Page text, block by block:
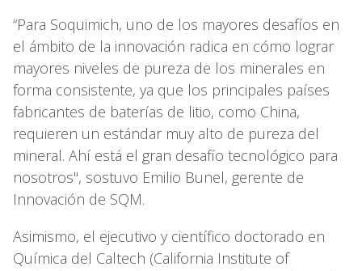
“Para Soquimich, uno de los mayores desafíos en
el ámbito de la innovación radica en cómo lograr
mayores niveles de pureza de los minerales en
forma consistente, ya que los principales países
fabricantes de baterías de litio, como China,
requieren un estándar muy alto de pureza del
mineral. Ahí está el gran desafío tecnológico para
nosotros", sostuvo Emilio Bunel, gerente de
Innovación de SQM.
Asimismo, el ejecutivo y científico doctorado en
Química del Caltech (California Institute of